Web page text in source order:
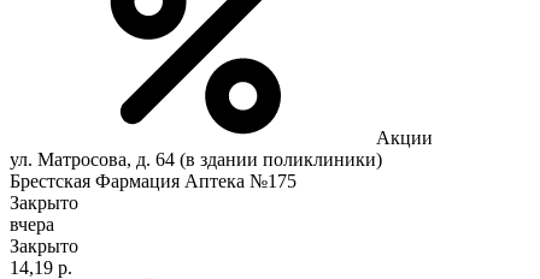
Акции
ул. Матросова, д. 64 (в здании поликлиники)
Брестская Фармация Аптека №175
Закрыто
вчера
Закрыто
14,19 р.